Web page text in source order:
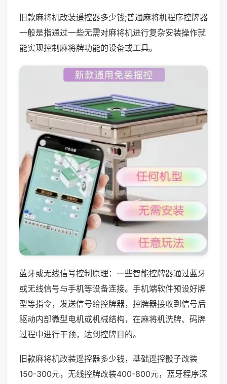
旧款麻将机改装遥控器多少钱;普通麻将机程序控牌器
一般是指通过一些无需对麻将机进行复杂安装操作就
能实现控制麻将牌功能的设备或工具。
蓝牙或无线信号控制原理：一些智能控牌器通过蓝牙
或无线信号与手机等设备连接。手机端软件预设好牌
型等指令，发送信号给控牌器，控牌器接收到信号后
驱动内部微型电机或机械结构，在麻将机洗牌、码牌
过程中进行干预，达到控牌目的。
旧款麻将机改装遥控器多少钱，基础遥控骰子改装
150-300元，无线控牌改装400-800元，蓝牙程序深